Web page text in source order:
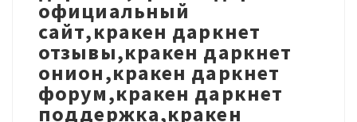
официальный
сайт,кракен даркнет
отзывы,кракен даркнет
онион,кракен даркнет
форум,кракен даркнет
поддержка,кракен